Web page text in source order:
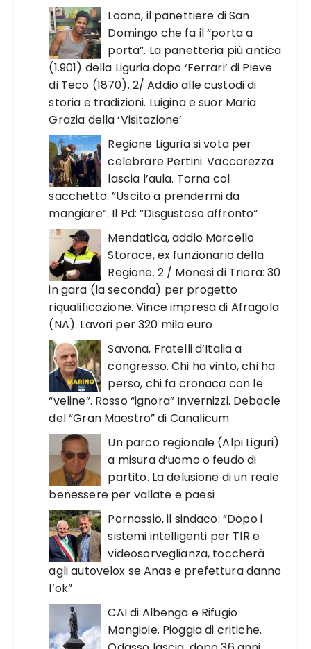
Loano, il panettiere di San
Domingo che fa il “porta a
porta”. La panetteria più antica
(1.901) della Liguria dopo ‘Ferrari’ di Pieve
di Teco (1870). 2/ Addio alle custodi di
storia e tradizioni. Luigina e suor Maria
Grazia della ‘Visitazione’
Regione Liguria si vota per
celebrare Pertini. Vaccarezza
lascia l’aula. Torna col
sacchetto: ”Uscito a prendermi da
mangiare“. Il Pd: ”Disgustoso affronto“
Mendatica, addio Marcello
Storace, ex funzionario della
Regione. 2 / Monesi di Triora: 30
in gara (la seconda) per progetto
riqualificazione. Vince impresa di Afragola
(NA). Lavori per 320 mila euro
Savona, Fratelli d’Italia a
congresso. Chi ha vinto, chi ha
perso, chi fa cronaca con le
“veline”. Rosso “ignora” Invernizzi. Debacle
del “Gran Maestro” di Canalicum
Un parco regionale (Alpi Liguri)
a misura d’uomo o feudo di
partito. La delusione di un reale
benessere per vallate e paesi
Pornassio, il sindaco: “Dopo i
sistemi intelligenti per TIR e
videosorveglianza, toccherà
agli autovelox se Anas e prefettura danno
l’ok”
CAI di Albenga e Rifugio
Mongioie. Pioggia di critiche.